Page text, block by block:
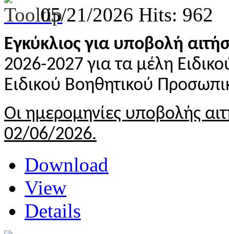
05/21/2026 Hits: 962
Εγκύκλιος για υποβολή
2026-2027 για τα μέλη
Ειδικού Βοηθητικού
Οι ημερομηνίες υποβολής
02/06/2026.
Download
View
Details